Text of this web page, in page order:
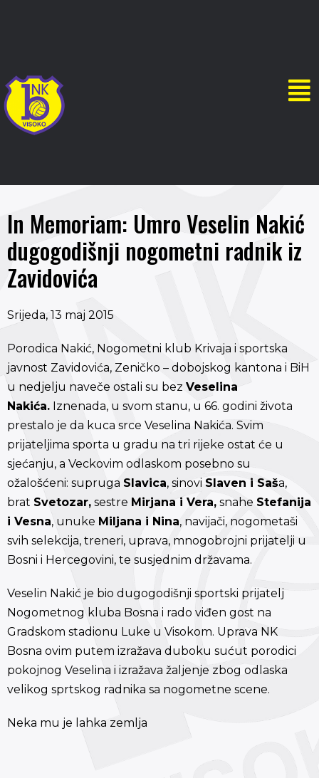
In Memoriam: Umro Veselin Nakić
dugogodišnji nogometni radnik iz
Zavidovića
Srijeda, 13 maj 2015
Porodica Nakić, Nogometni klub Krivaja i sportska
javnost Zavidovića, Zeničko – dobojskog kantona i BiH
u nedjelju naveče ostali su bez Veselina
Nakića. Iznenada, u svom stanu, u 66. godini života
prestalo je da kuca srce Veselina Nakića. Svim
prijateljima sporta u gradu na tri rijeke ostat će u
sjećanju, a Veckovim odlaskom posebno su
ožalošćeni: supruga Slavica, sinovi Slaven i Saša,
brat Svetozar, sestre Mirjana i Vera, snahe Stefanija
i Vesna, unuke Miljana i Nina, navijači, nogometaši
svih selekcija, treneri, uprava, mnogobrojni prijatelji u
Bosni i Hercegovini, te susjednim državama.
Veselin Nakić je bio dugogodišnji sportski prijatelj
Nogometnog kluba Bosna i rado viđen gost na
Gradskom stadionu Luke u Visokom. Uprava NK
Bosna ovim putem izražava duboku sućut porodici
pokojnog Veselina i izražava žaljenje zbog odlaska
velikog sprtskog radnika sa nogometne scene.
Neka mu je lahka zemlja